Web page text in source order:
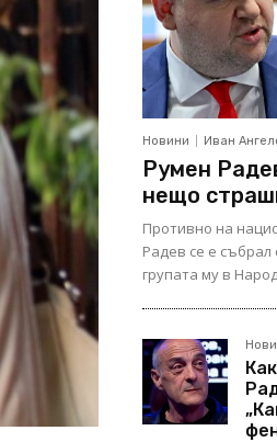
Новини Иван
Румен
нещо
Противно на
Радев се е
групата му в